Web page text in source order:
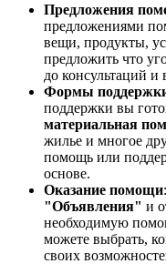
Предложения
предложениями
вещи, продукты,
предложить что
до консультаций
Формы
поддержки вы
материальная
жилье и многое
помощь или
основе.
Оказание помощи
"Объявления" и
необходимую
можете выбрать,
своих